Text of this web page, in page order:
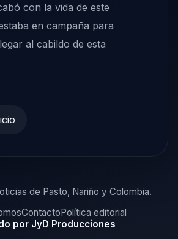
con la vida de este
en campaña para
al cabildo de esta
de Pasto, Nariño y Colombia.
Contacto Política editorial
por JyD Producciones